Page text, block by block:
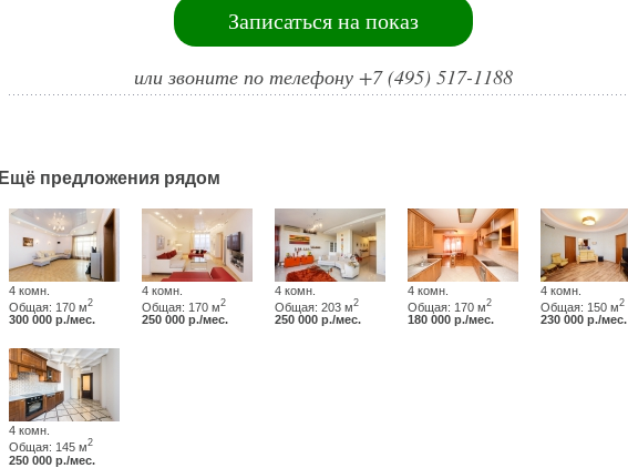
Записаться на показ
или звоните по телефону +7 (495) 517-1188
Ещё предложения рядом
4 комн.
Общая: 170 м2
300 000 р./мес.
4 комн.
Общая: 170 м2
250 000 р./мес.
4 комн.
Общая: 203 м2
250 000 р./мес.
4 комн.
Общая: 170 м2
180 000 р./мес.
4 комн.
Общая: 150 м2
230 000 р./мес.
4 комн.
Общая: 145 м2
250 000 р./мес.